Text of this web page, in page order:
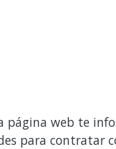
página web te
para contratar